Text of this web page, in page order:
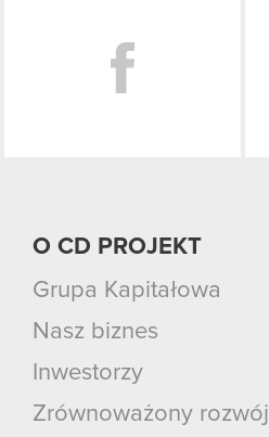
O CD PROJEKT
Grupa Kapitałowa
Nasz biznes
Inwestorzy
Zrównoważony rozwój